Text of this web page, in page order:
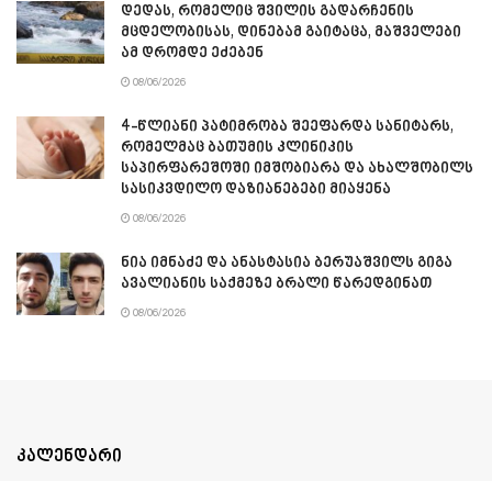
დედას, რომელიც შვილის გადარჩენის
მცდელობისას, დინებამ გაიტაცა, მაშველები
ამ დრომდე ეძებენ
08/06/2026
4-წლიანი პატიმრობა შეეფარდა სანიტარს,
რომელმაც ბათუმის კლინიკის
საპირფარეშოში იმშობიარა და ახალშობილს
სასიკვდილო დაზიანებები მიაყენა
08/06/2026
ნია იმნაძე და ანასტასია ბერუაშვილს გიგა
ავალიანის საქმეზე ბრალი წარედგინათ
08/06/2026
კალენდარი